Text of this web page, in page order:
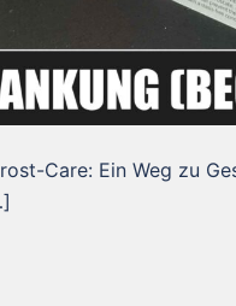
Care: Ein Weg zu